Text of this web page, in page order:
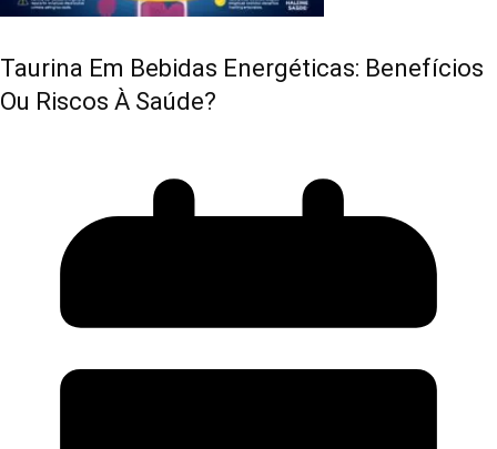
Taurina Em Bebidas Energéticas: Benefícios
Ou Riscos À Saúde?